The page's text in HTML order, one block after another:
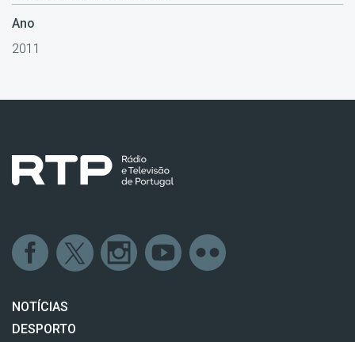
Ano
2011
NOTÍCIAS
DESPORTO